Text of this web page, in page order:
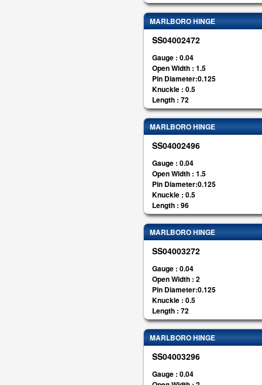
MARLBORO HINGE
SS04002472
Gauge : 0.04
Open Width : 1.5
Pin Diameter:0.125
Knuckle : 0.5
Length : 72
MARLBORO HINGE
SS04002496
Gauge : 0.04
Open Width : 1.5
Pin Diameter:0.125
Knuckle : 0.5
Length : 96
MARLBORO HINGE
SS04003272
Gauge : 0.04
Open Width : 2
Pin Diameter:0.125
Knuckle : 0.5
Length : 72
MARLBORO HINGE
SS04003296
Gauge : 0.04